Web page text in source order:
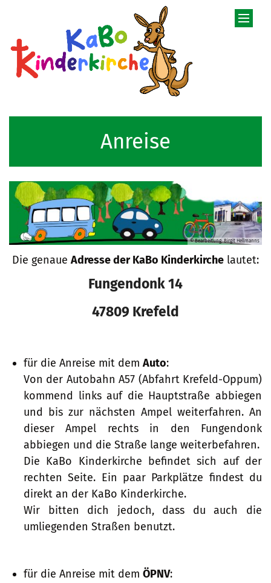
Anreise
© Bearbeitung: Birgit Hellmanns
Die genaue Adresse der KaBo Kinderkirche lautet:
Fungendonk 14
47809 Krefeld
für die Anreise mit dem Auto:
Von der Autobahn A57 (Abfahrt Krefeld-Oppum)
kommend links auf die Hauptstraße abbiegen
und bis zur nächsten Ampel weiterfahren. An
dieser Ampel rechts in den Fungendonk
abbiegen und die Straße lange weiterbefahren.
Die KaBo Kinderkirche befindet sich auf der
rechten Seite. Ein paar Parkplätze findest du
direkt an der KaBo Kinderkirche.
Wir bitten dich jedoch, dass du auch die
umliegenden Straßen benutzt.
für die Anreise mit dem ÖPNV: